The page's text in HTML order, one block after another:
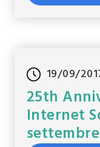
19/09/
25th
Internet